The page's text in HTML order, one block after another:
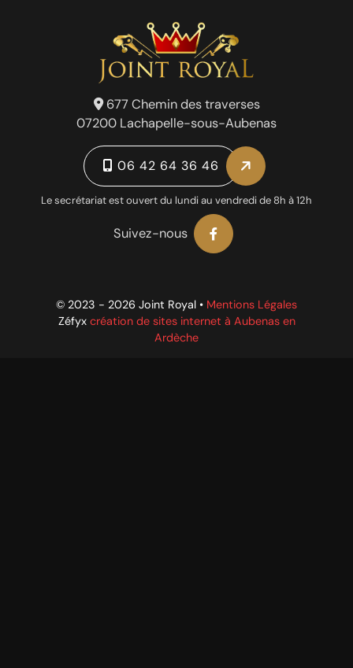
677 Chemin des traverses
07200 Lachapelle-sous-Aubenas
06 42 64 36 46
Le secrétariat est ouvert du lundi au vendredi de 8h à 12h
Suivez-nous
© 2023 - 2026 Joint Royal • Mentions Légales
Zéfyx création de sites internet à Aubenas en
Ardèche